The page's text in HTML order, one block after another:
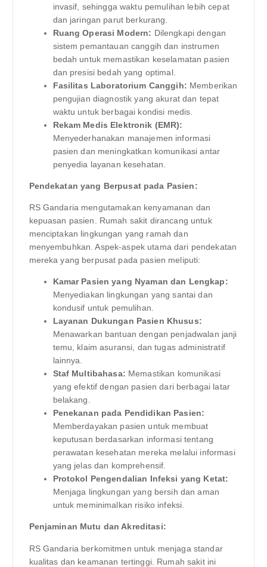
invasif, sehingga waktu pemulihan lebih cepat
dan jaringan parut berkurang.
Ruang Operasi Modern: Dilengkapi dengan
sistem pemantauan canggih dan instrumen
bedah untuk memastikan keselamatan pasien
dan presisi bedah yang optimal.
Fasilitas Laboratorium Canggih: Memberikan
pengujian diagnostik yang akurat dan tepat
waktu untuk berbagai kondisi medis.
Rekam Medis Elektronik (EMR):
Menyederhanakan manajemen informasi
pasien dan meningkatkan komunikasi antar
penyedia layanan kesehatan.
Pendekatan yang Berpusat pada Pasien:
RS Gandaria mengutamakan kenyamanan dan
kepuasan pasien. Rumah sakit dirancang untuk
menciptakan lingkungan yang ramah dan
menyembuhkan. Aspek-aspek utama dari pendekatan
mereka yang berpusat pada pasien meliputi:
Kamar Pasien yang Nyaman dan Lengkap:
Menyediakan lingkungan yang santai dan
kondusif untuk pemulihan.
Layanan Dukungan Pasien Khusus:
Menawarkan bantuan dengan penjadwalan janji
temu, klaim asuransi, dan tugas administratif
lainnya.
Staf Multibahasa: Memastikan komunikasi
yang efektif dengan pasien dari berbagai latar
belakang.
Penekanan pada Pendidikan Pasien:
Memberdayakan pasien untuk membuat
keputusan berdasarkan informasi tentang
perawatan kesehatan mereka melalui informasi
yang jelas dan komprehensif.
Protokol Pengendalian Infeksi yang Ketat:
Menjaga lingkungan yang bersih dan aman
untuk meminimalkan risiko infeksi.
Penjaminan Mutu dan Akreditasi:
RS Gandaria berkomitmen untuk menjaga standar
kualitas dan keamanan tertinggi. Rumah sakit ini